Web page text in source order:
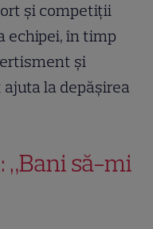
și competiții
echipei, în timp
și
la depășirea
„Bani să-mi